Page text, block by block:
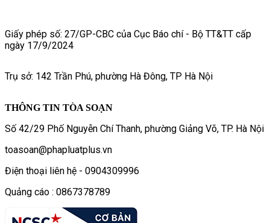
Giấy phép số: 27/GP-CBC của Cục Báo chí - Bộ TT&TT cấp
ngày 17/9/2024
Trụ sở: 142 Trần Phú, phường Hà Đông, TP Hà Nội
THÔNG TIN TÒA SOẠN
Số 42/29 Phố Nguyễn Chí Thanh, phường Giảng Võ, TP. Hà Nội
toasoan@phapluatplus.vn
Điện thoại liên hệ - 0904309996
Quảng cáo : 0867378789